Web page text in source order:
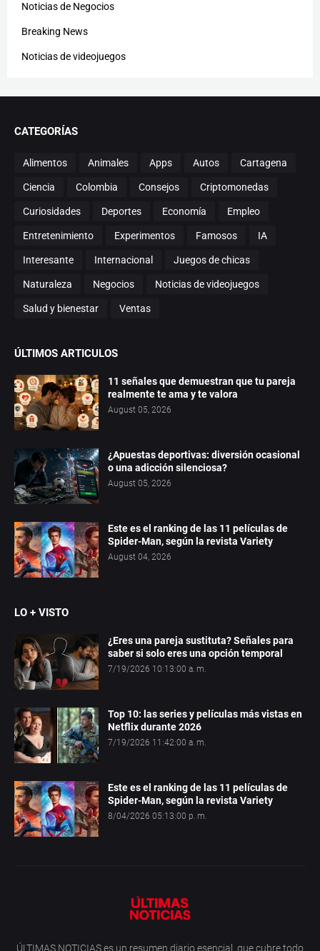
Noticias de Negocios
Breaking News
Noticias de videojuegos
CATEGORÍAS
Alimentos Animales Apps Autos Cartagena
Ciencia Colombia Consejos Criptomonedas
Curiosidades Deportes Economía Empleo
Entretenimiento Experimentos Famosos IA
Interesante Internacional Juegos de chicas
Naturaleza Negocios Noticias de videojuegos
Salud y bienestar Ventas
ÚLTIMOS ARTICULOS
11 señales que demuestran que tu pareja
realmente te ama y te valora
August 05, 2026
¿Apuestas deportivas: diversión ocasional
o una adicción silenciosa?
August 05, 2026
Este es el ranking de las 11 películas de
Spider-Man, según la revista Variety
August 04, 2026
LO + VISTO
¿Eres una pareja sustituta? Señales para
saber si solo eres una opción temporal
7/19/2026 10:13:00 a. m.
Top 10: las series y películas más vistas en
Netflix durante 2026
7/19/2026 11:42:00 a. m.
Este es el ranking de las 11 películas de
Spider-Man, según la revista Variety
8/04/2026 05:13:00 p. m.
ÚLTIMAS NOTICIAS es un resumen diario esencial, que cubre todo